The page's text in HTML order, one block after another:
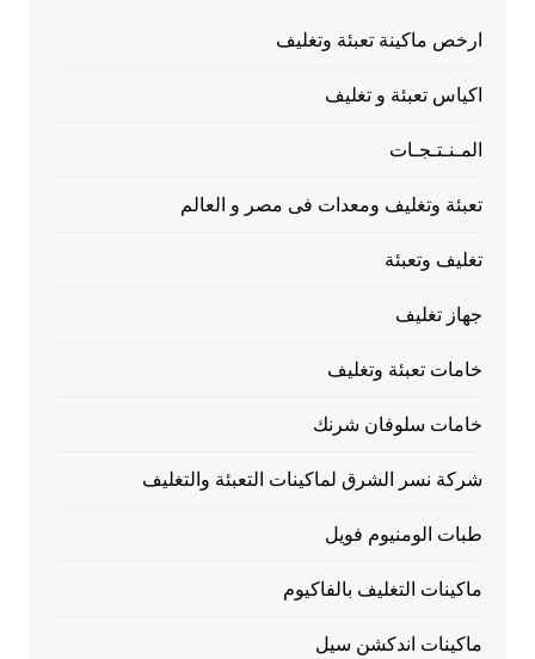
ارخص ماكينة تعبئة وتغليف
اكياس تعبئة و تغليف
المـنـتـجـات
تعبئة وتغليف ومعدات فى مصر و العالم
تغليف وتعبئة
جهاز تغليف
خامات تعبئة وتغليف
خامات سلوفان شرنك
شركة نسر الشرق لماكينات التعبئة والتغليف
طبات الومنيوم فويل
ماكينات التغليف بالفاكيوم
ماكينات اندكشن سيل